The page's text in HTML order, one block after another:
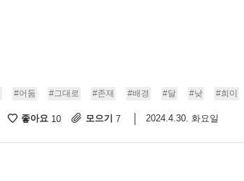
#어둠 #그대로 #존재 #배경 #달 #낮 #희미
좋아요 10 모으기 7 2024.4.30. 화요일